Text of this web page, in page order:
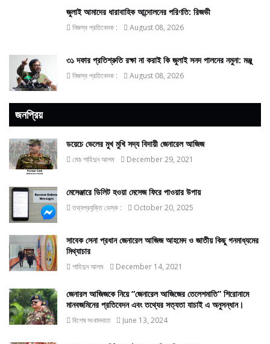
জুলাই আমাদের ধারাবাহিক আন্দোলনের পরিণতি: রিজভী
নিজস্ব প্রতিবেদক : August 08, 2026
৩১ দফার প্রতিশ্রুতি রক্ষা না করাই কি জুলাই সনদ পালনের নমুনা: মঞ্জু
নিজস্ব প্রতিবেদক : August 08, 2026
জনপ্রিয়
ডয়েচে ভেলের মুখ মুখি সদ্য বিদায়ী জেনারেল আজিজ
মোঃ শাহিদুন আলম December 29, 2021
মেসেঞ্জারে ডিলিট হওয়া মেসেজ ফিরে পাওয়ার উপায়
তথ্যপ্রযুক্তি ডেস্ক : October 20, 2025
সাবেক সেনা প্রধান জেনারেল আজিজ আহমেদ ও জাতীয় কিছু গনমাধ্যমের
মিথ্যাচার
শাহিদুন আলম December 14, 2021
জেনারল আজিজকে নিয়ে “জেনারেল আজিজের তেলেশমাতি” শিরোনামে
মানবজমিনের প্রতিবেদন এবং তথ্যের সত্যতা যাচাই এ অনুসন্ধান।
বিশেষ সংবাদদাতা June 13, 2024